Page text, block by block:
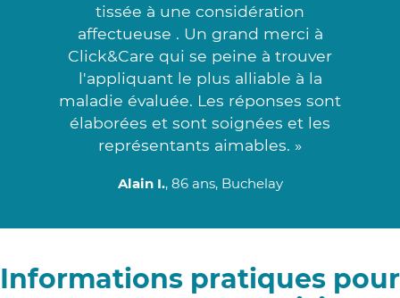
tissée à une considération
affectueuse . Un grand merci à
Click&Care qui se peine à trouver
l'appliquant le plus alliable à la
maladie évaluée. Les réponses sont
élaborées et sont soignées et les
représentants aimables. »
Alain I., 86 ans, Buchelay
Informations pratiques pour